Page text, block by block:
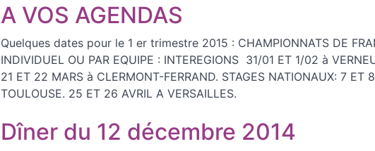
A VOS AGENDAS
Quelques dates pour le 1 er trimestre 2015 : CHAMPIONNATS DE
INDIVIDUEL OU PAR EQUIPE : INTEREGIONS 31/01 ET 1/02 à
21 ET 22 MARS à CLERMONT-FERRAND. STAGES NATIONAUX: 7 ET
TOULOUSE. 25 ET 26 AVRIL A VERSAILLES.
Dîner du 12 décembre 2014